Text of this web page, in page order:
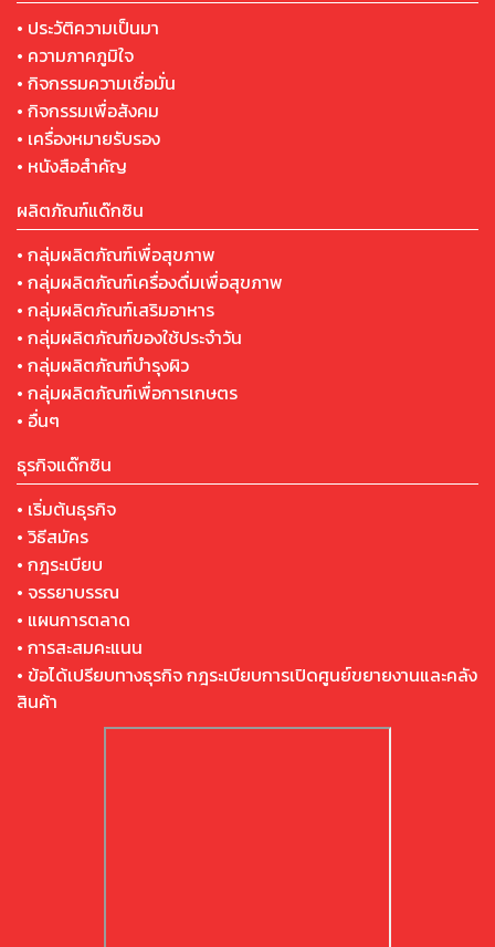
• ประวัติความเป็นมา
• ความภาคภูมิใจ
• กิจกรรมความเชื่อมั่น
• กิจกรรมเพื่อสังคม
• เครื่องหมายรับรอง
• หนังสือสำคัญ
ผลิตภัณฑ์แด๊กซิน
• กลุ่มผลิตภัณฑ์เพื่อสุขภาพ
• กลุ่มผลิตภัณฑ์เครื่องดื่มเพื่อสุขภาพ
• กลุ่มผลิตภัณฑ์เสริมอาหาร
• กลุ่มผลิตภัณฑ์ของใช้ประจำวัน
• กลุ่มผลิตภัณฑ์บำรุงผิว
• กลุ่มผลิตภัณฑ์เพื่อการเกษตร
• อื่นๆ
ธุรกิจแด๊กซิน
• เริ่มต้นธุรกิจ
• วิธีสมัคร
• กฎระเบียบ
• จรรยาบรรณ
• แผนการตลาด
• การสะสมคะแนน
• ข้อได้เปรียบทางธุรกิจ กฎระเบียบการเปิดศูนย์ขยายงานและคลัง
สินค้า